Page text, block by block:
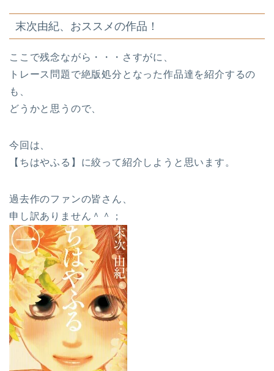
末次由紀、おススメの作品！
ここで残念ながら・・・さすがに、
トレース問題で絶版処分となった作品達を紹介するの
も、
どうかと思うので、
今回は、
【ちはやふる】に絞って紹介しようと思います。
過去作のファンの皆さん、
申し訳ありません＾＾；